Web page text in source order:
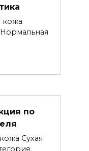
кожа
по
Сухая